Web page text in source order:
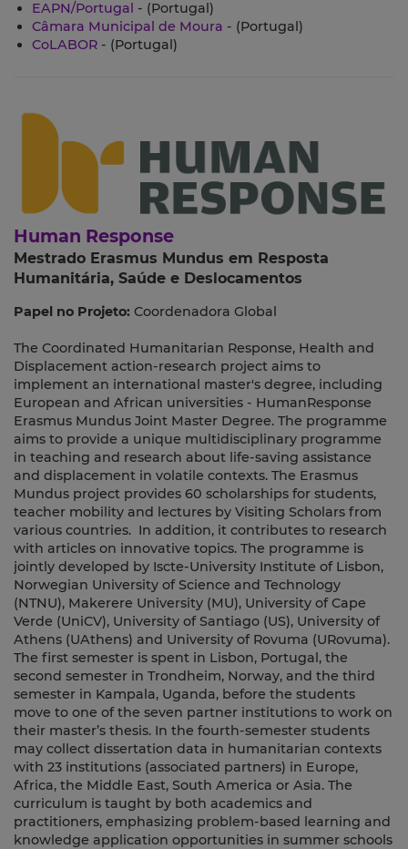
EAPN/Portugal - (Portugal)
Câmara Municipal de Moura - (Portugal)
CoLABOR - (Portugal)
Human Response
Mestrado Erasmus Mundus em Resposta
Humanitária, Saúde e Deslocamentos
Papel no Projeto: Coordenadora Global
The Coordinated Humanitarian Response, Health and
Displacement action-research project aims to
implement an international master's degree, including
European and African universities - HumanResponse
Erasmus Mundus Joint Master Degree. The programme
aims to provide a unique multidisciplinary programme
in teaching and research about life-saving assistance
and displacement in volatile contexts. The Erasmus
Mundus project provides 60 scholarships for students,
teacher mobility and lectures by Visiting Scholars from
various countries. In addition, it contributes to research
with articles on innovative topics. The programme is
jointly developed by Iscte-University Institute of Lisbon,
Norwegian University of Science and Technology
(NTNU), Makerere University (MU), University of Cape
Verde (UniCV), University of Santiago (US), University of
Athens (UAthens) and University of Rovuma (URovuma).
The first semester is spent in Lisbon, Portugal, the
second semester in Trondheim, Norway, and the third
semester in Kampala, Uganda, before the students
move to one of the seven partner institutions to work on
their master’s thesis. In the fourth-semester students
may collect dissertation data in humanitarian contexts
with 23 institutions (associated partners) in Europe,
Africa, the Middle East, South America or Asia. The
curriculum is taught by both academics and
practitioners, emphasizing problem-based learning and
knowledge application opportunities in summer schools